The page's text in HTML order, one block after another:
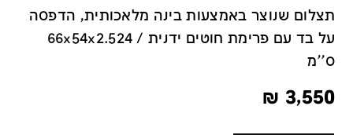
תצלום שנוצר באמצעות בינה מלאכותית, הדפסה
על בד עם פרימת חוטים ידנית / 66x54x2.524
ס''מ
3,550
₪